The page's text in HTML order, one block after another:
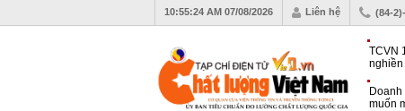
10:55:25 AM 07/08/2026 Liên hệ (84-
TCVN
nghiền
muốn